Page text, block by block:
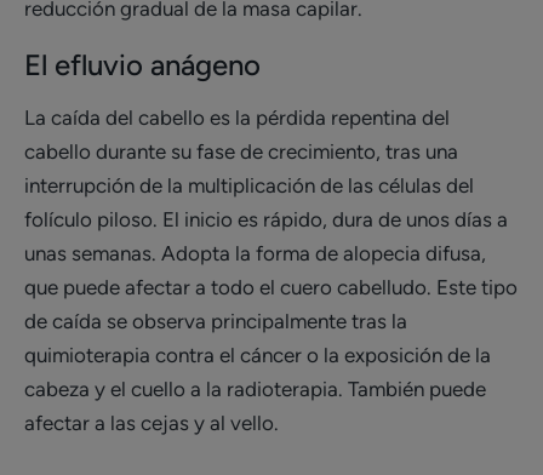
reducción gradual de la masa capilar.
El efluvio anágeno
La caída del cabello es la pérdida repentina del
cabello durante su fase de crecimiento, tras una
interrupción de la multiplicación de las células del
folículo piloso. El inicio es rápido, dura de unos días a
unas semanas. Adopta la forma de alopecia difusa,
que puede afectar a todo el cuero cabelludo. Este tipo
de caída se observa principalmente tras la
quimioterapia contra el cáncer o la exposición de la
cabeza y el cuello a la radioterapia. También puede
afectar a las cejas y al vello.